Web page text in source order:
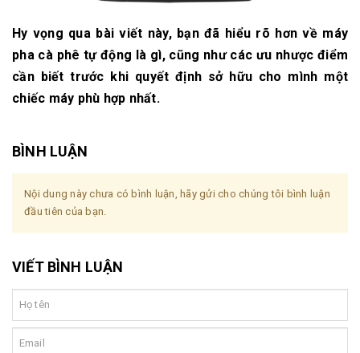
Hy vọng qua bài viết này, bạn đã hiểu rõ hơn về máy
pha cà phê tự động là gì, cũng như các ưu nhược điểm
cần biết trước khi quyết định sở hữu cho mình một
chiếc máy phù hợp nhất.
BÌNH LUẬN
Nội dung này chưa có bình luận, hãy gửi cho chúng tôi bình luận
đầu tiên của bạn.
VIẾT BÌNH LUẬN